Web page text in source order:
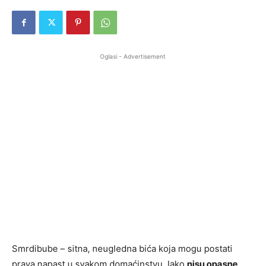
Oglasi - Advertisement
Smrdibube – sitna, neugledna bića koja mogu postati